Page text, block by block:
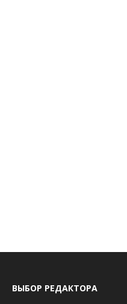
ВЫБОР РЕДАКТОРА